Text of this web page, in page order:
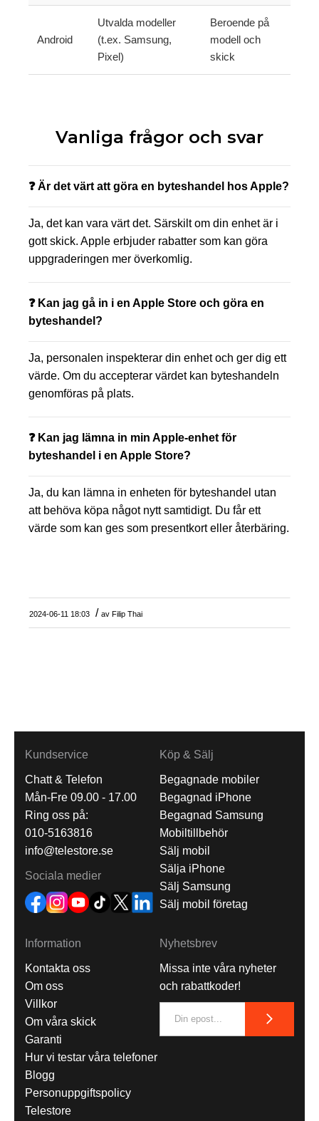
Android
Utvalda modeller
(t.ex. Samsung,
Pixel)
Beroende på
modell och
skick
Vanliga frågor och svar
❓ Är det värt att göra en byteshandel hos Apple?
Ja, det kan vara värt det. Särskilt om din enhet är i
gott skick. Apple erbjuder rabatter som kan göra
uppgraderingen mer överkomlig.
❓ Kan jag gå in i en Apple Store och göra en
byteshandel?
Ja, personalen inspekterar din enhet och ger dig ett
värde. Om du accepterar värdet kan byteshandeln
genomföras på plats.
❓ Kan jag lämna in min Apple-enhet för
byteshandel i en Apple Store?
Ja, du kan lämna in enheten för byteshandel utan
att behöva köpa något nytt samtidigt. Du får ett
värde som kan ges som presentkort eller återbäring.
2024-06-11 18:03 / av Filip Thai
Kundservice
Chatt & Telefon
Mån-Fre 09.00 - 17.00
Ring oss på:
010-5163816
info@telestore.se
Sociala medier
Köp & Sälj
Begagnade mobiler
Begagnad iPhone
Begagnad Samsung
Mobiltillbehör
Sälj mobil
Sälja iPhone
Sälj Samsung
Sälj mobil företag
Information
Kontakta oss
Om oss
Villkor
Om våra skick
Garanti
Hur vi testar våra telefoner
Blogg
Personuppgiftspolicy
Telestore
Nyhetsbrev
Missa inte våra nyheter
och rabattkoder!